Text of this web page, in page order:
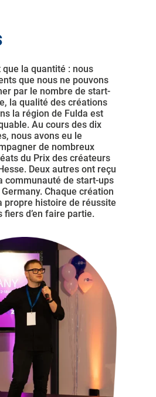
la quantité : nous
que nous ne pouvons
par le nombre de start-
la qualité des créations
la région de Fulda est
Au cours des dix
nous avons eu le
de nombreux
du Prix des créateurs
Deux autres ont reçu
communauté de start-ups
Chaque création
propre histoire de réussite
fiers d’en faire partie.